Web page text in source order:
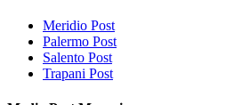
Meridio Post
Palermo Post
Salento Post
Trapani Post